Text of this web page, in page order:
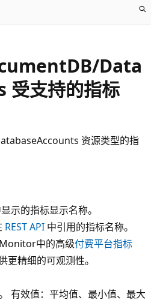
Data
支持的指标
资源类型的指
示的指标显示名称。
REST API 中引用的指标名称。
中的高级付费平台指标
更精细的可观测性。
有效值：平均值、最小值、最大